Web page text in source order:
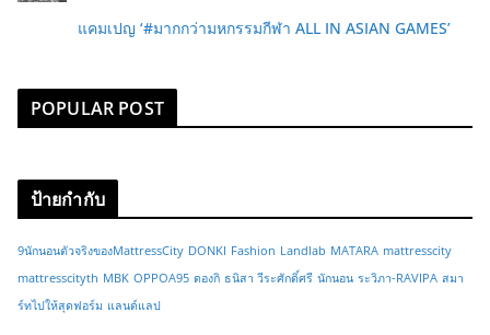
แคมเปญ ‘#มากกว่ามหกรรมกีฬา ALL IN ASIAN GAMES’
POPULAR POST
ป้ายกำกับ
9นักนอนตัวจริงของMattressCity DONKI Fashion Landlab MATARA mattresscity
mattresscityth MBK OPPOA95 ดองกิ ธนิสา วีระศักดิ์ศรี นักนอน ระวิภา-RAVIPA สมา
ร์ทไปให้สุดฟอร์ม แลนด์แลป